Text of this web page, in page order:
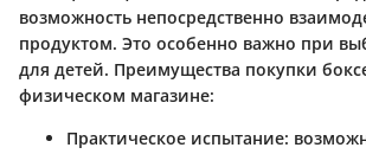
возможность непосредственно
продуктом. Это особенно важно при
для детей. Преимущества покупки
физическом магазине:
Практическое испытание: